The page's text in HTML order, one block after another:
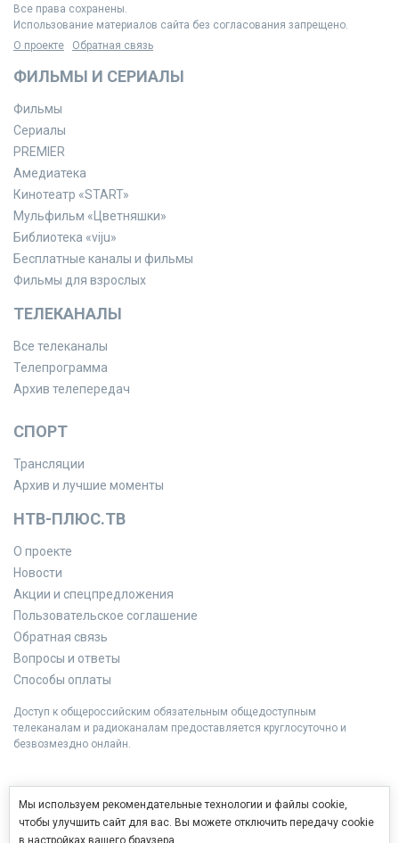
Все права сохранены.
Использование материалов сайта без согласования запрещено.
О проекте
Обратная связь
ФИЛЬМЫ И СЕРИАЛЫ
Фильмы
Сериалы
PREMIER
Амедиатека
Кинотеатр «START»
Мульфильм «Цветняшки»
Библиотека «viju»
Бесплатные каналы и фильмы
Фильмы для взрослых
ТЕЛЕКАНАЛЫ
Все телеканалы
Телепрограмма
Архив телепередач
СПОРТ
Трансляции
Архив и лучшие моменты
НТВ-ПЛЮС.ТВ
О проекте
Новости
Акции и спецпредложения
Пользовательское соглашение
Обратная связь
Вопросы и ответы
Способы оплаты
Доступ к общероссийским обязательным общедоступным
телеканалам и радиоканалам предоставляется круглосуточно и
безвозмездно онлайн.
Мы используем рекомендательные технологии и файлы cookie,
чтобы улучшить сайт для вас. Вы можете отключить передачу cookie
в настройках вашего браузера